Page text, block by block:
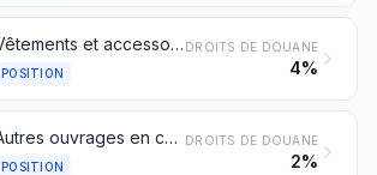
Vêtements et accessoires du vêtement en cuir naturel ou reconstitué
POSITION
DROITS DE DOUANE
4%
Autres ouvrages en cuir naturel ou reconstitué
POSITION
DROITS DE DOUANE
2%